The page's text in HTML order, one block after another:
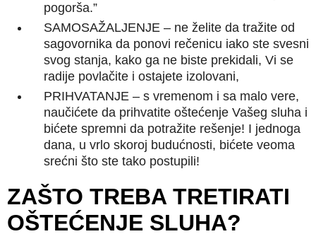
pogorša.”
SAMOSAŽALJENJE – ne želite da tražite od
sagovornika da ponovi rečenicu iako ste svesni
svog stanja, kako ga ne biste prekidali, Vi se
radije povlačite i ostajete izolovani,
PRIHVATANJE – s vremenom i sa malo vere,
naučićete da prihvatite oštećenje Vašeg sluha i
bićete spremni da potražite rešenje! I jednoga
dana, u vrlo skoroj budućnosti, bićete veoma
srećni što ste tako postupili!
ZAŠTO TREBA TRETIRATI
OŠTEĆENJE SLUHA?